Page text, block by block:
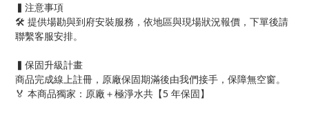
▍注意事項
🛠️ 提供場勘與到府安裝服務，依地區與現場狀況報價，下單後請
聯繫客服安排。
▍保固升級計畫
商品完成線上註冊，原廠保固期滿後由我們接手，保障無空窗。
🏅 本商品獨家：原廠＋極淨水共【5 年保固】